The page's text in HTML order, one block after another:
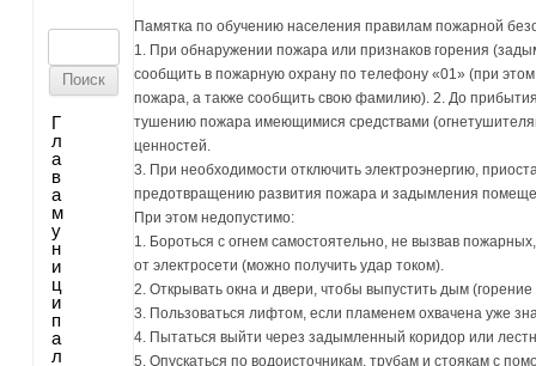
Г
л
а
в
а
м
у
н
и
ц
и
п
а
л
Памятка по обучению населения правилам пожарной
1. При обнаружении пожара или признаков горения
сообщить в пожарную охрану по телефону «01» (при
пожара, а также сообщить свою фамилию). 2. До
тушению пожара имеющимися средствами
ценностей.
3. При необходимости отключить электроэнергию,
предотвращению развития пожара и задымления
При этом недопустимо:
1. Бороться с огнем самостоятельно, не вызвав
от электросети (можно получить удар током).
2. Открывать окна и двери, чтобы выпустить дым (горение
3. Пользоваться лифтом, если пламенем охвачена уже
4. Пытаться выйти через задымленный коридор или
5. Опускаться по водоисточникам, трубам и стоякам с